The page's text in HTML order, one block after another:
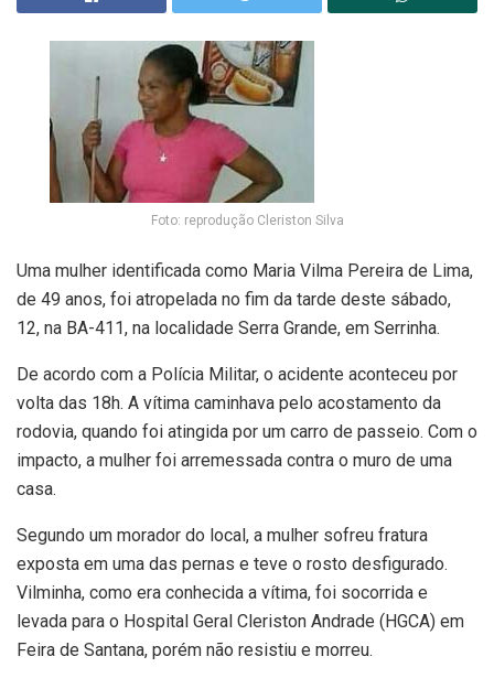
Foto: reprodução Cleriston Silva
Uma mulher identificada como Maria Vilma Pereira de Lima,
de 49 anos, foi atropelada no fim da tarde deste sábado,
12, na BA-411, na localidade Serra Grande, em Serrinha.
De acordo com a Polícia Militar, o acidente aconteceu por
volta das 18h. A vítima caminhava pelo acostamento da
rodovia, quando foi atingida por um carro de passeio. Com o
impacto, a mulher foi arremessada contra o muro de uma
casa.
Segundo um morador do local, a mulher sofreu fratura
exposta em uma das pernas e teve o rosto desfigurado.
Vilminha, como era conhecida a vítima, foi socorrida e
levada para o Hospital Geral Cleriston Andrade (HGCA) em
Feira de Santana, porém não resistiu e morreu.